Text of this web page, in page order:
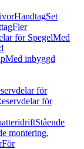
HandtagSet
Fler
för SpegelMed
Med inbyggd
för
för
Stående
montering,
För